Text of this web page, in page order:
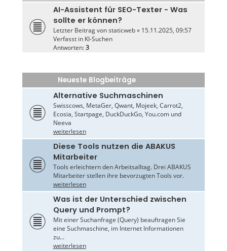
AI-Assistent für SEO-Texter - Was
sollte er können?
Letzter Beitrag vonstaticweb« 15.11.2025, 09:57
Verfasst in KI-Suchen
Antworten:3
Neueste Blogbeiträge
Alternative Suchmaschinen
Swisscows, MetaGer, Qwant, Mojeek, Carrot2,
Ecosia, Startpage, DuckDuckGo, You.com und
Neeva
weiterlesen
Diese Tools nutzen die ABAKUS
Mitarbeiter
Tools erleichtern den Arbeitsalltag. Drei ABAKUS
Mitarbeiter stellen ihre bevorzugten Tools vor.
weiterlesen
Was ist der Unterschied zwischen
Query und Prompt?
Mit einer Suchanfrage (Query) beauftragen Sie
eine Suchmaschine, im Internet Informationen
zu...
weiterlesen